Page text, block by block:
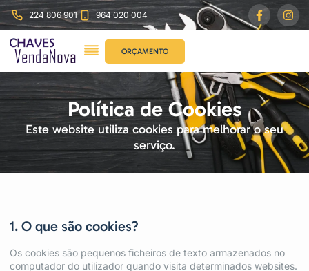
224 806 901 964 020 004
ORÇAMENTO
Política de Cookies
Este website utiliza cookies para melhorar o seu
serviço.
1. O que são cookies?
Os cookies são pequenos ficheiros de texto armazenados no
computador do utilizador quando visita determinados websites.